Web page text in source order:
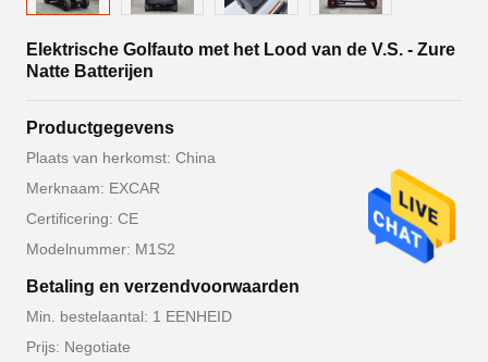
Elektrische Golfauto met het Lood van de V.S. - Zure
Natte Batterijen
Productgegevens
Plaats van herkomst: China
Merknaam: EXCAR
Certificering: CE
Modelnummer: M1S2
Betaling en verzendvoorwaarden
Min. bestelaantal: 1 EENHEID
Prijs: Negotiate